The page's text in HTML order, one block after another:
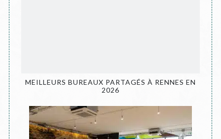
MEILLEURS BUREAUX PARTAGÉS À RENNES EN
2026